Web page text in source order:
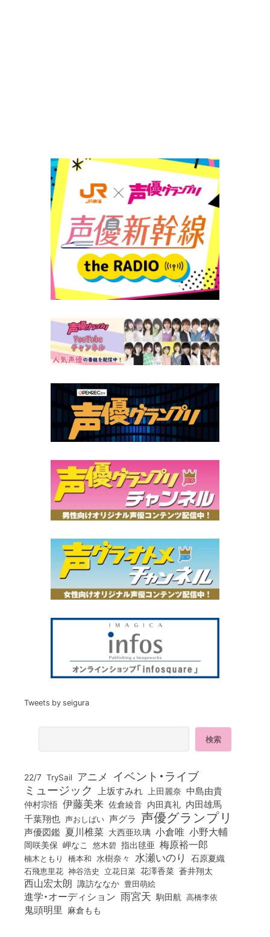
Tweets by seigura
22/7 TrySail アニメ イベント・ライブ
ミュージック 上坂すみれ 上田麗奈 中島由貴
仲村宗悟 伊藤美来 佐倉綾音 内田真礼 内田雄馬
千葉翔也 声おしばい 声グラ 声優グランプリ
声優図鑑 夏川椎菜 大西亜玖璃 小倉唯 小野大輔
岡咲美保 岬なこ 悠木碧 指出毬亜 梅原裕一郎
楠木ともり 橋本和 水樹奈々 水瀬いのり 石原夏織
石飛恵里花 神谷浩史 立花日菜 花澤香菜 蒼井翔太
西山宏太朗 諏訪ななか 豊田萌絵
進学・オーディション 雨宮天 駒田航 高橋李依
鬼頭明里 麻倉もも